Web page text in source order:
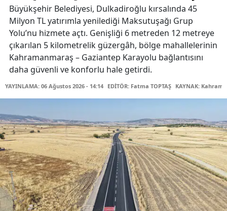
Büyükşehir Belediyesi, Dulkadiroğlu kırsalında 45
Milyon TL yatırımla yenilediği Maksutuşağı Grup
Yolu’nu hizmete açtı. Genişliği 6 metreden 12 metreye
çıkarılan 5 kilometrelik güzergâh, bölge mahallelerinin
Kahramanmaraş – Gaziantep Karayolu bağlantısını
daha güvenli ve konforlu hale getirdi.
YAYINLAMA: 06 Ağustos 2026 - 14:14 EDİTÖR: Fatma TOPTAŞ KAYNAK: